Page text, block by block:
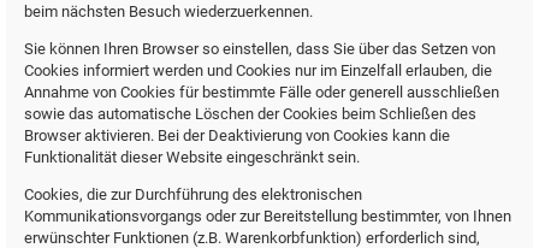
beim nächsten Besuch wiederzuerkennen.
Sie können Ihren Browser so einstellen, dass Sie über das Setzen von
Cookies informiert werden und Cookies nur im Einzelfall erlauben, die
Annahme von Cookies für bestimmte Fälle oder generell ausschließen
sowie das automatische Löschen der Cookies beim Schließen des
Browser aktivieren. Bei der Deaktivierung von Cookies kann die
Funktionalität dieser Website eingeschränkt sein.
Cookies, die zur Durchführung des elektronischen
Kommunikationsvorgangs oder zur Bereitstellung bestimmter, von Ihnen
erwünschter Funktionen (z.B. Warenkorbfunktion) erforderlich sind,